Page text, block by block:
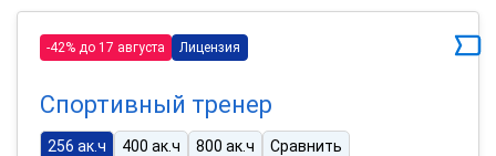
-42% до 17 августа Лицензия
Спортивный тренер
256 ак.ч 400 ак.ч 800 ак.ч Сравнить